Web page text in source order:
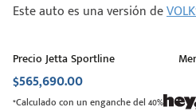
Este auto es una versión de
Precio Jetta Sportline
$565,690.00
*Calculado con un enganche del 40%